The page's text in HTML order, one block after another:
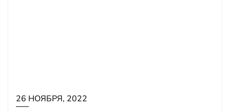
26 НОЯБРЯ, 2022